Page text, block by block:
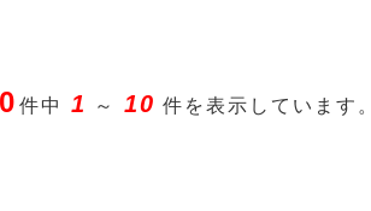
件中 1 ～ 10 件を表示しています。